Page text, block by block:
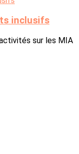
inclusifs
sur les MIA